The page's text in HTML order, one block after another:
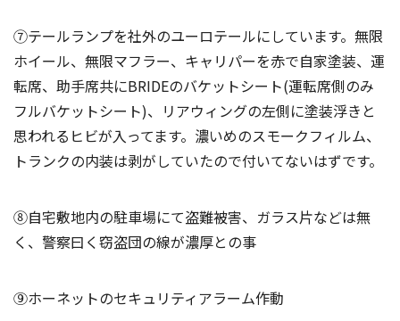
⑦テールランプを社外のユーロテールにしています。無限
ホイール、無限マフラー、キャリパーを赤で自家塗装、運
転席、助手席共にBRIDEのバケットシート(運転席側のみ
フルバケットシート)、リアウィングの左側に塗装浮きと
思われるヒビが入ってます。濃いめのスモークフィルム、
トランクの内装は剥がしていたので付いてないはずです。
⑧自宅敷地内の駐車場にて盗難被害、ガラス片などは無
く、警察曰く窃盗団の線が濃厚との事
⑨ホーネットのセキュリティアラーム作動